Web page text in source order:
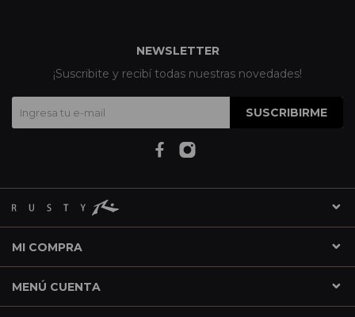
MI COMPRA
MENÚ CUENTA
NEWSLETTER
¡Suscribite y recibí todas nuestras novedades!
SUSCRIBIRME